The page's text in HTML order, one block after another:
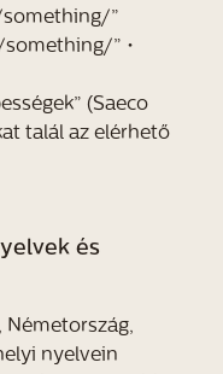
something/”
something/” •
(Saeco
talál az elérhető
és
Németország,
nyelvein